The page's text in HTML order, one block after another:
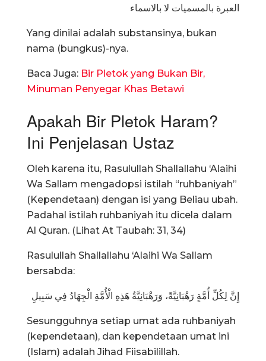
العبرة بالمسميات لا بالاسماء
Yang dinilai adalah substansinya, bukan
nama (bungkus)-nya.
Baca Juga: Bir Pletok yang Bukan Bir,
Minuman Penyegar Khas Betawi
Apakah Bir Pletok Haram?
Ini Penjelasan Ustaz
Oleh karena itu, Rasulullah Shallallahu ‘Alaihi
Wa Sallam mengadopsi istilah “ruhbaniyah”
(Kependetaan) dengan isi yang Beliau ubah.
Padahal istilah ruhbaniyah itu dicela dalam
Al Quran. (Lihat At Taubah: 31, 34)
Rasulullah Shallallahu ‘Alaihi Wa Sallam
bersabda:
إِنَّ لِكُلِّ أُمَّةٍ رَهْبَانِيَّةً، وَرَهْبَانِيَّةُ هَذِهِ الْأُمَّةِ الْجِهَادُ فِي سَبِيلِ
Sesungguhnya setiap umat ada ruhbaniyah
(kependetaan), dan kependetaan umat ini
(Islam) adalah Jihad Fiisabilillah.